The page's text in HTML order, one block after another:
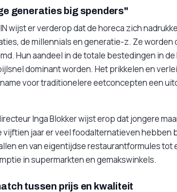
generaties big spenders"
wijst er verderop dat de horeca zich
de millennials en generatie-z. Ze worden
Hun aandeel in de totale bestedingen in
dominant worden. Het prikkelen en
voor traditionelere eetconcepten een
Inga Blokker wijst erop dat jongere
vijftien jaar er veel foodalternatieven hebben
en van eigentijdse restaurantformules tot
in supermarkten en gemakswinkels.
tussen prijs en kwaliteit